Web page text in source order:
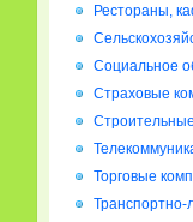
Рестораны,
Социальное
Страховые
Торговые
Транспортно-